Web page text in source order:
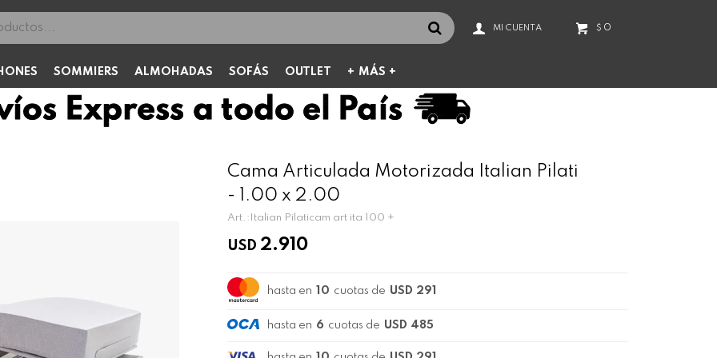
SOMMIERS ALMOHADAS SOFÁS OUTLET MÁS +
$ 0
Cama Articulada Motorizada Italian Pilati
- 1.00 x 2.00
Italian Pilaticam art ita 100 +
USD 2.910
hasta en 10 cuotas de USD 291
hasta en 6 cuotas de USD 485